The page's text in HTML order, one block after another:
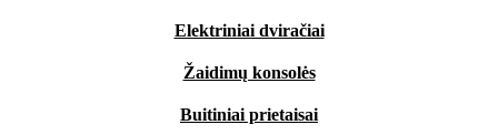
Elektriniai dviračiai
Žaidimų konsolės
Buitiniai prietaisai